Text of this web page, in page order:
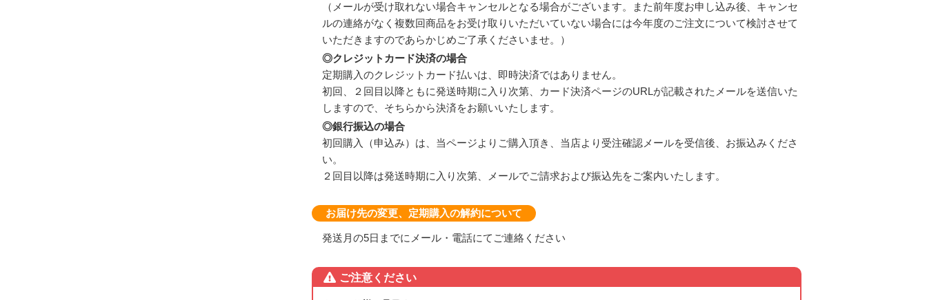
（メールが受け取れない場合キャンセルとなる場合がございます。また前年度お申し込み後、キャンセ
ルの連絡がなく複数回商品をお受け取りいただいていない場合には今年度のご注文について検討させて
いただきますのであらかじめご了承くださいませ。）
◎クレジットカード決済の場合
定期購入のクレジットカード払いは、即時決済ではありません。
初回、２回目以降ともに発送時期に入り次第、カード決済ページのURLが記載されたメールを送信いた
しますので、そちらから決済をお願いいたします。
◎銀行振込の場合
初回購入（申込み）は、当ページよりご購入頂き、当店より受注確認メールを受信後、お振込みくださ
い。
２回目以降は発送時期に入り次第、メールでご請求および振込先をご案内いたします。
お届け先の変更、定期購入の解約について
発送月の5日までにメール・電話にてご連絡ください
ご注意ください